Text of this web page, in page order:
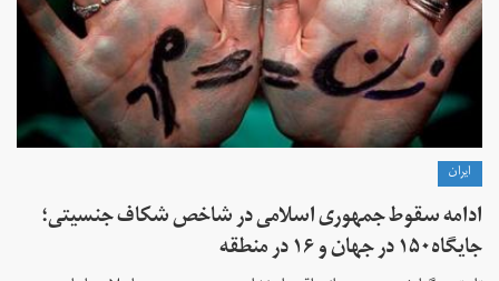
ايران
ادامه سقوط جمهوری اسلامی در شاخص شکاف جنسیتی؛
جایگاه۱۵۰ در جهان و ۱۶ در منطقه